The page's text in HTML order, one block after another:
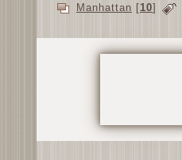
Manhattan [10]